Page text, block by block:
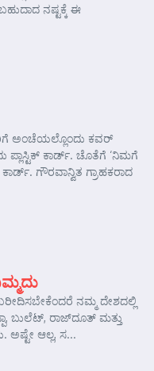
ನಷ್ಟಕ್ಕೆ ಈ
ಅಂಚೆಯಲ್ಲೊಂದು ಕವರ್
ಪ್ಲಾಸ್ಟಿಕ್ ಕಾರ್ಡ್. ಚೊತೆಗೆ ‘ನಿಮಗೆ
ಗೌರವಾನ್ವಿತ ಗ್ರಾಹಕರಾದ
ನಮ್ಮ ದೇಶದಲ್ಲಿ
ಬುಲೆಟ್, ರಾಜ್‌ದೂತ್ ಮತ್ತು
ಅಷ್ಟೇ ಆಲ್ಲ, ಸ...